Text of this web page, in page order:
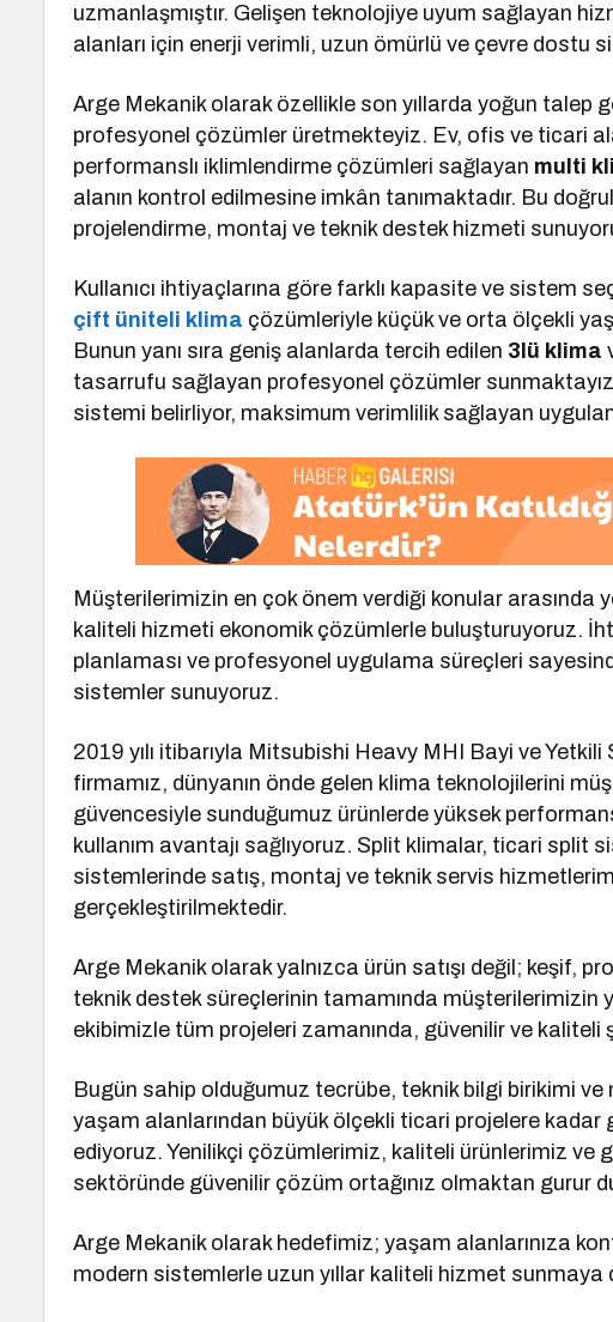
uzmanlaşmıştır. Gelişen teknolojiye uyum sağlayan
alanları için enerji verimli, uzun ömürlü ve çevre dostu
Arge Mekanik olarak özellikle son yıllarda yoğun talep
profesyonel çözümler üretmekteyiz. Ev, ofis ve ticari
performanslı iklimlendirme çözümleri sağlayan multi
alanın kontrol edilmesine imkân tanımaktadır. Bu
projelendirme, montaj ve teknik destek hizmeti
Kullanıcı ihtiyaçlarına göre farklı kapasite ve sistem
çift üniteli klima çözümleriyle küçük ve orta ölçekli
Bunun yanı sıra geniş alanlarda tercih edilen 3lü klima
tasarrufu sağlayan profesyonel çözümler
sistemi belirliyor, maksimum verimlilik sağlayan
Müşterilerimizin en çok önem verdiği konular arasında
kaliteli hizmeti ekonomik çözümlerle buluşturuyoruz.
planlaması ve profesyonel uygulama süreçleri
sistemler sunuyoruz.
2019 yılı itibarıyla Mitsubishi Heavy MHI Bayi ve
firmamız, dünyanın önde gelen klima teknolojilerini
güvencesiyle sunduğumuz ürünlerde yüksek
kullanım avantajı sağlıyoruz. Split klimalar, ticari split
sistemlerinde satış, montaj ve teknik servis
gerçekleştirilmektedir.
Arge Mekanik olarak yalnızca ürün satışı değil; keşif,
teknik destek süreçlerinin tamamında müşterilerimizin
ekibimizle tüm projeleri zamanında, güvenilir ve
Bugün sahip olduğumuz tecrübe, teknik bilgi birikimi ve
yaşam alanlarından büyük ölçekli ticari projelere
ediyoruz. Yenilikçi çözümlerimiz, kaliteli ürünlerimiz ve
sektöründe güvenilir çözüm ortağınız olmaktan gurur
Arge Mekanik olarak hedefimiz; yaşam alanlarınıza
modern sistemlerle uzun yıllar kaliteli hizmet sunmaya